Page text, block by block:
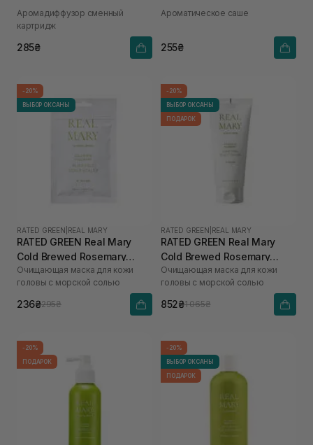
Аромадиффузор сменный
картридж
285₴
Ароматическое саше
255₴
-20%
ВЫБОР ОКСАНЫ
RATED GREEN REAL MARY
RATED GREEN Real Mary
Cold Brewed Rosemary
Purifyng Scalp Scaler 50 мл
Очищающая маска для кожи
головы с морской солью
236₴295₴
-20%
ВЫБОР ОКСАНЫ
ПОДАРОК
RATED GREEN REAL MARY
RATED GREEN Real Mary
Cold Brewed Rosemary
Purifyng Scalp Scaler 200
мл
Очищающая маска для кожи
головы с морской солью
852₴1 065₴
-20%
ПОДАРОК
-20%
ВЫБОР ОКСАНЫ
ПОДАРОК